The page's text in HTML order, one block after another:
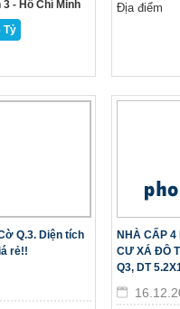
3 - Hồ Chí Minh
Tỷ
Địa điểm
Q.3. Diện tích
rẻ!!
NHÀ CẤP 4
CƯ XÁ ĐÔ
Q3, DT